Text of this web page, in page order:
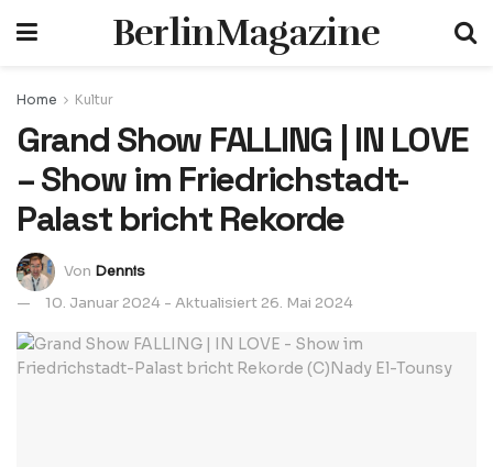
BerlinMagazine
Home Kultur
Grand Show FALLING | IN LOVE
– Show im Friedrichstadt-
Palast bricht Rekorde
Von Dennis
10. Januar 2024 - Aktualisiert 26. Mai 2024